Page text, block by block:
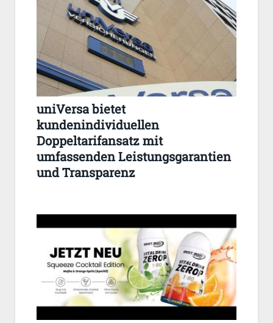
uniVersa bietet
kundenindividuellen
Doppeltarifansatz mit
umfassenden Leistungsgarantien
und Transparenz